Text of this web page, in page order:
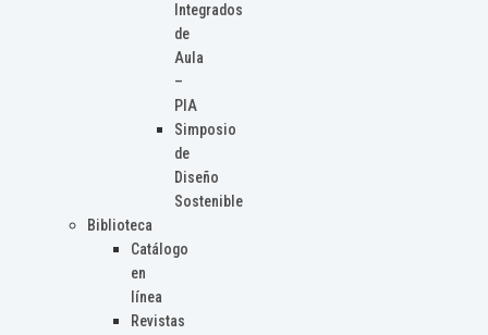
Integrados
de
Aula
–
PIA
Simposio
de
Diseño
Sostenible
Biblioteca
Catálogo
en
línea
Revistas